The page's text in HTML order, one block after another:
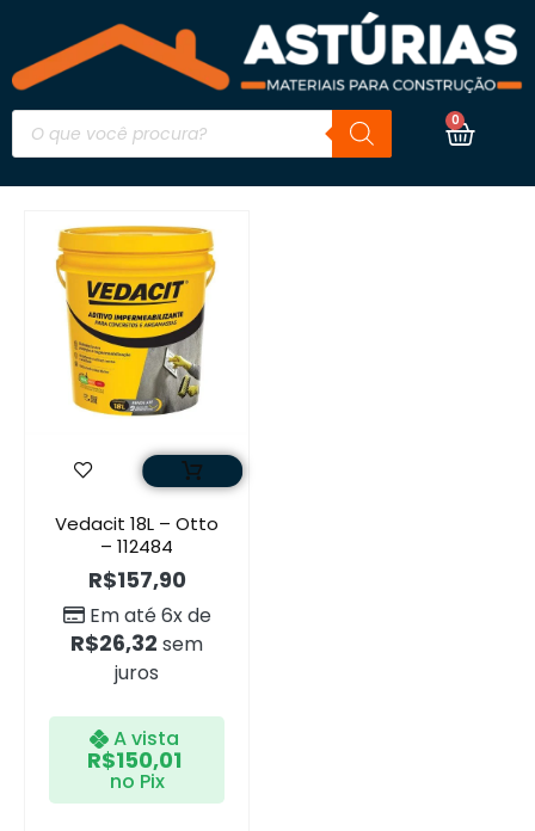
0
Vedacit 18L – Otto
– 112484
R$157,90
Em até 6x de
R$26,32 sem
juros
A vista
R$150,01
no Pix